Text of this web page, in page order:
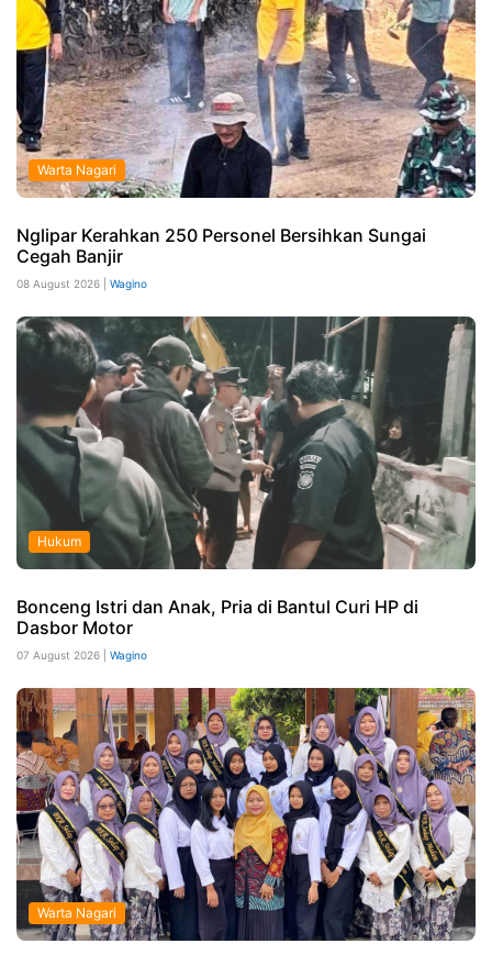
Warta Nagari
Nglipar Kerahkan 250 Personel Bersihkan Sungai
Cegah Banjir
08 August 2026 | Wagino
Hukum
Bonceng Istri dan Anak, Pria di Bantul Curi HP di
Dasbor Motor
07 August 2026 | Wagino
Warta Nagari